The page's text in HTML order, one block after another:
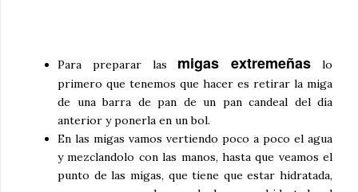
Para preparar las migas extremeñas lo
primero que tenemos que hacer es retirar la miga
de una barra de pan de un pan candeal del día
anterior y ponerla en un bol.
En las migas vamos vertiendo poco a poco el agua
y mezclandolo con las manos, hasta que veamos el
punto de las migas, que tiene que estar hidratada,